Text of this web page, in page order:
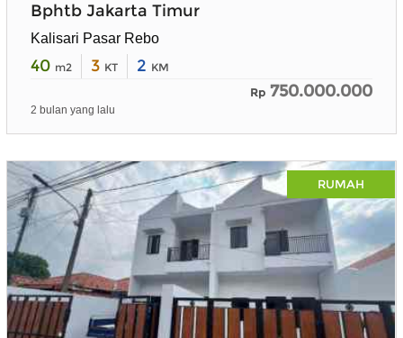
Bphtb Jakarta Timur
Kalisari Pasar Rebo
40 m2 3 KT 2 KM
Rp 750.000.000
2 bulan yang lalu
RUMAH